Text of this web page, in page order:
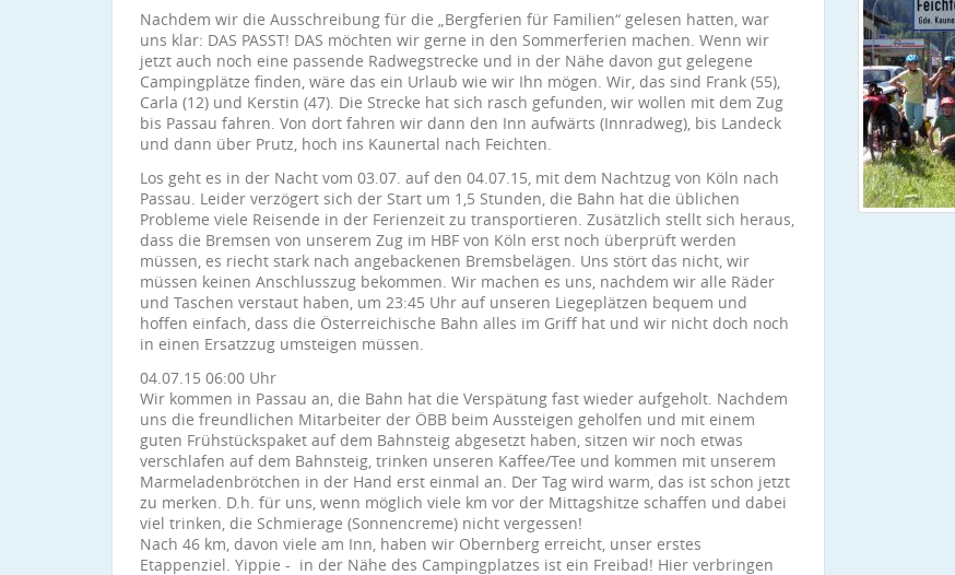
Nachdem wir die Ausschreibung für die „Bergferien für Familien“ gelesen hatten, war
uns klar: DAS PASST! DAS möchten wir gerne in den Sommerferien machen. Wenn wir
jetzt auch noch eine passende Radwegstrecke und in der Nähe davon gut gelegene
Campingplätze finden, wäre das ein Urlaub wie wir Ihn mögen. Wir, das sind Frank (55),
Carla (12) und Kerstin (47). Die Strecke hat sich rasch gefunden, wir wollen mit dem Zug
bis Passau fahren. Von dort fahren wir dann den Inn aufwärts (Innradweg), bis Landeck
und dann über Prutz, hoch ins Kaunertal nach Feichten.
Los geht es in der Nacht vom 03.07. auf den 04.07.15, mit dem Nachtzug von Köln nach
Passau. Leider verzögert sich der Start um 1,5 Stunden, die Bahn hat die üblichen
Probleme viele Reisende in der Ferienzeit zu transportieren. Zusätzlich stellt sich heraus,
dass die Bremsen von unserem Zug im HBF von Köln erst noch überprüft werden
müssen, es riecht stark nach angebackenen Bremsbelägen. Uns stört das nicht, wir
müssen keinen Anschlusszug bekommen. Wir machen es uns, nachdem wir alle Räder
und Taschen verstaut haben, um 23:45 Uhr auf unseren Liegeplätzen bequem und
hoffen einfach, dass die Österreichische Bahn alles im Griff hat und wir nicht doch noch
in einen Ersatzzug umsteigen müssen.
04.07.15 06:00 Uhr
Wir kommen in Passau an, die Bahn hat die Verspätung fast wieder aufgeholt. Nachdem
uns die freundlichen Mitarbeiter der ÖBB beim Aussteigen geholfen und mit einem
guten Frühstückspaket auf dem Bahnsteig abgesetzt haben, sitzen wir noch etwas
verschlafen auf dem Bahnsteig, trinken unseren Kaffee/Tee und kommen mit unserem
Marmeladenbrötchen in der Hand erst einmal an. Der Tag wird warm, das ist schon jetzt
zu merken. D.h. für uns, wenn möglich viele km vor der Mittagshitze schaffen und dabei
viel trinken, die Schmierage (Sonnencreme) nicht vergessen!
Nach 46 km, davon viele am Inn, haben wir Obernberg erreicht, unser erstes
Etappenziel. Yippie - in der Nähe des Campingplatzes ist ein Freibad! Hier verbringen